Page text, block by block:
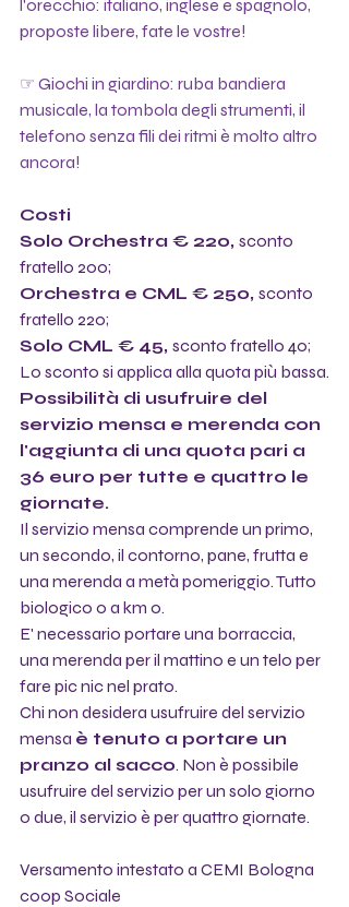
l'orecchio: italiano, inglese e spagnolo,
proposte libere, fate le vostre!
☞ Giochi in giardino: ruba bandiera
musicale, la tombola degli strumenti, il
telefono senza fili dei ritmi è molto altro
ancora!
Costi
Solo Orchestra € 220, sconto
fratello 200;
Orchestra e CML € 250, sconto
fratello 220;
Solo CML € 45, sconto fratello 40;
Lo sconto si applica alla quota più bassa.
Possibilità di usufruire del
servizio mensa e merenda con
l'aggiunta di una quota pari a
36 euro per tutte e quattro le
giornate.
Il servizio mensa comprende un primo,
un secondo, il contorno, pane, frutta e
una merenda a metà pomeriggio. Tutto
biologico o a km 0.
E' necessario portare una borraccia,
una merenda per il mattino e un telo per
fare pic nic nel prato.
Chi non desidera usufruire del servizio
mensa è tenuto a portare un
pranzo al sacco. Non è possibile
usufruire del servizio per un solo giorno
o due, il servizio è per quattro giornate.
Versamento intestato a CEMI Bologna
coop Sociale